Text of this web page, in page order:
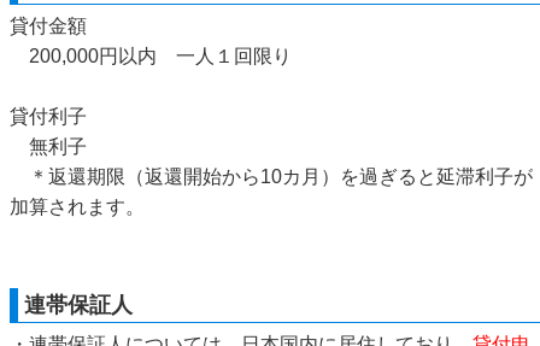
貸付金額
200,000円以内 一人１回限り
貸付利子
無利子
＊返還期限（返還開始から10カ月）を過ぎると延滞利子が
加算されます。
連帯保証人